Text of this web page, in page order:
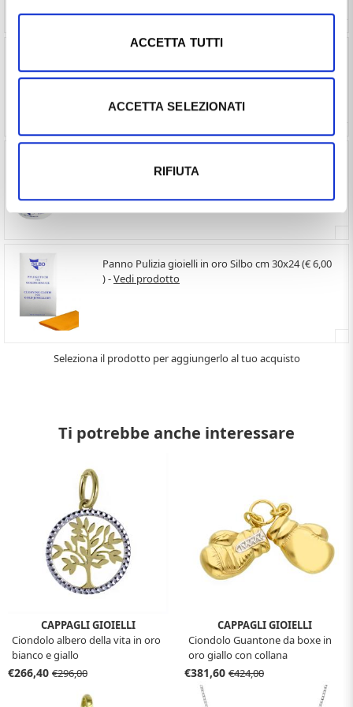
ACCETTA TUTTI
ACCETTA SELEZIONATI
RIFIUTA
45 cm media (€ 354,60 ) -Vedi prodotto
Vedi prodotto
Panno Pulizia gioielli in oro Silbo cm 30x24 (€ 6,00
) -Vedi prodotto
Seleziona il prodotto per aggiungerlo al tuo acquisto
Ti potrebbe anche interessare
CAPPAGLI GIOIELLI
Ciondolo albero della vita in oro
bianco e giallo
€266,40 €296,00
CAPPAGLI GIOIELLI
Ciondolo Guantone da boxe in
oro giallo con collana
€381,60 €424,00